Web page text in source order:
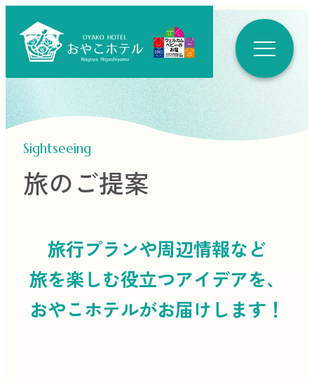
Sightseeing
旅のご提案
旅行プランや周辺情報など
旅を楽しむ役立つアイデアを、
おやこホテルがお届けします！